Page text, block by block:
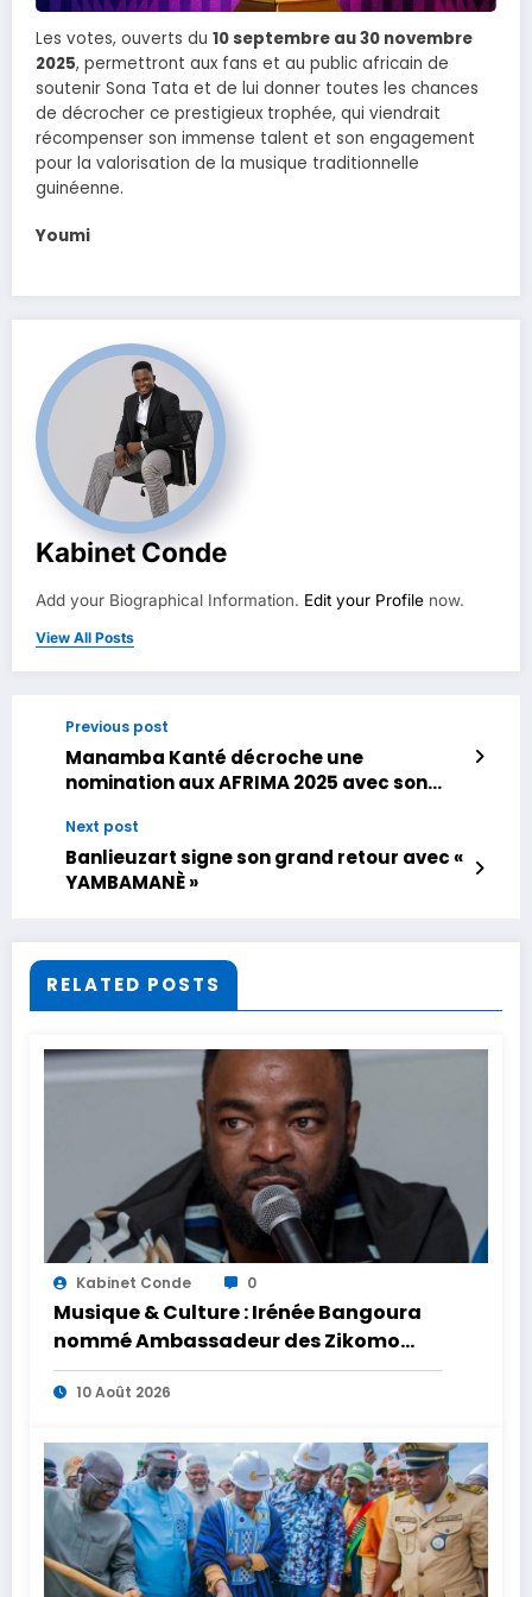
Les votes, ouverts du 10 septembre au 30 novembre
2025, permettront aux fans et au public africain de
soutenir Sona Tata et de lui donner toutes les chances
de décrocher ce prestigieux trophée, qui viendrait
récompenser son immense talent et son engagement
pour la valorisation de la musique traditionnelle
guinéenne.
Youmi
Kabinet Conde
Add your Biographical Information. Edit your Profile now.
View All Posts
Previous post
Manamba Kanté décroche une
nomination aux AFRIMA 2025 avec son
Next post
Banlieuzart signe son grand retour avec «
YAMBAMANÈ »
RELATED POSTS
Kabinet Conde 0
Musique & Culture : Irénée Bangoura
nommé Ambassadeur des Zikomo
Africa Awards
10 Août 2026